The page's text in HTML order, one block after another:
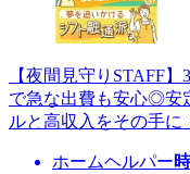
【夜間見守りSTAFF
で急な出費も安心◎安
ルと高収入をその手に
ホームヘルパー